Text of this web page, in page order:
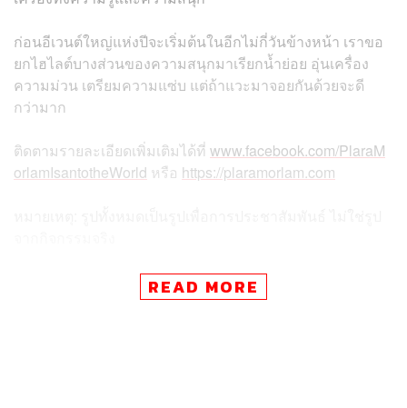
ก่อนอีเวนต์ใหญ่แห่งปีจะเริ่มต้นในอีกไม่กี่วันข้างหน้า เราขอ
ยกไฮไลต์บางส่วนของความสนุกมาเรียกน้ำย่อย อุ่นเครื่อง
ความม่วน เตรียมความแซ่บ แต่ถ้าแวะมาจอยกันด้วยจะดี
กว่ามาก
ติดตามรายละเอียดเพิ่มเติมได้ที่ www.facebook.com/PlaraM
orlamIsantotheWorld หรือ https://plaramorlam.com
READ MORE